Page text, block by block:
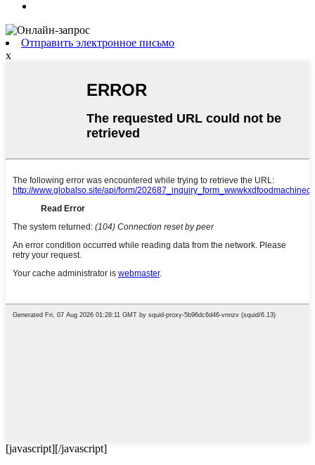
Отправить электронное письмо
x
[javascript][/javascript]